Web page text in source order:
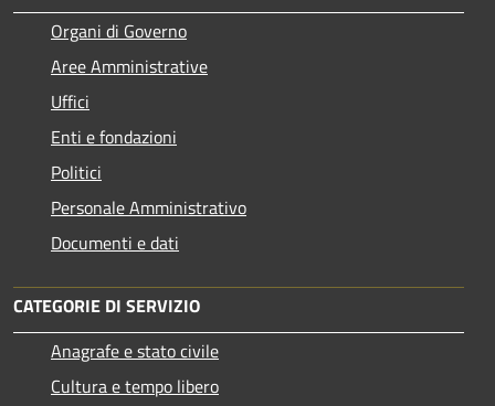
Organi di Governo
Aree Amministrative
Uffici
Enti e fondazioni
Politici
Personale Amministrativo
Documenti e dati
CATEGORIE DI SERVIZIO
Anagrafe e stato civile
Cultura e tempo libero